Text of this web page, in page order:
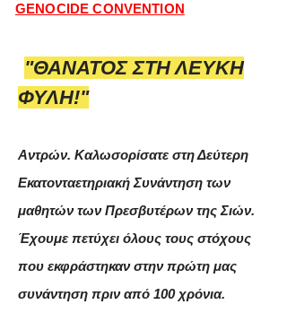
GENOCIDE CONVENTION
"ΘΑΝΑΤΟΣ ΣΤΗ ΛΕΥΚΗ
ΦΥΛΗ!"
Αντρών. Καλωσορίσατε στη Δεύτερη
Εκατονταετηριακή Συνάντηση των
μαθητών των Πρεσβυτέρων της Σιών.
Έχουμε πετύχει όλους τους στόχους
που εκφράστηκαν στην πρώτη μας
συνάντηση πριν από 100 χρόνια.